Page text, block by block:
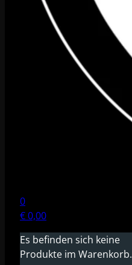
0
€0,00
Es befinden sich keine
Produkte im Warenkorb.